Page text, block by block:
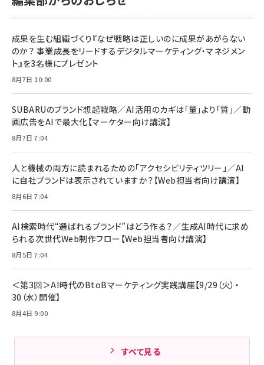
anan(アンアン)2026/06/24号 No.2500増刊
スペシャルエディション[王道エンタメの矜持／
￥1,100
anan(アンアン)2026/07/08号 No.2502[2026
￥880
ママ投資家が育休中に１億貯めた株式投資
組織の成果を最大化する ルールのデザイン
￥1,980
Amazonランキングをもっと見る
NIMASO ガラスフィルム iPhone 17 用 保護フィ
すい ガイド枠付き いPhone17 (6.3インチ) 対応
2枚セット DSP25F1698
￥1,599
￥6,980
全ワイヤレスイヤホン/アクティブノイズキャンセリ
技術基準適合】ブラック
￥5,990
ケーブル Anker絡まないケーブル 240W 結束バン
ド付き USB PD対応 シリコン素材採用 iPhone
17 / 16 / 15 / Galaxy iPad Pro MacBook
Pro/Air 各種対応 (1.8m ミッドナイトブラック)
￥1,890
Amazon eギフトカード - Amazonロゴ - クラ
￥5,000
Anker PowerLine III Flow USB-C & USB-C
Pro/Air 各種対応 (1.8m ミッドナイトブラック)
￥1,890
サッポロ 生ビール 黒ラベル 350ml 缶 24本 ビー
ル ケース買い【6/30応募〆切! 黒ラベルビヤセラー
￥4,857
成果を生む組織づくり『なぜ戦略は正しいのに成果があがらない
のか？ 事業成長をリードするデジタルマーケティング・マネジメン
ト』を3名様にプレゼント
8月7日 10:00
SUBARUのブランド想起戦略／AI活用のカギは「量」より「質」／動
画広告をAIで最大化【マーケター向け講演】
8月7日 7:04
人と機械の両方に読まれるための「アクセシビリティツリー」／AI
に自社ブランドは表示されていますか？【Web担当者向け講演】
8月6日 7:04
AI検索時代“選ばれるブランド”はどう作る？／生成AI時代に求め
られる次世代Web制作フロー【Web担当者向け講演】
8月5日 7:04
＜第3回＞AI時代のBtoBマーケティング実践講座【9/29（火）・
30（水）開催】
8月4日 9:00
すべて見る